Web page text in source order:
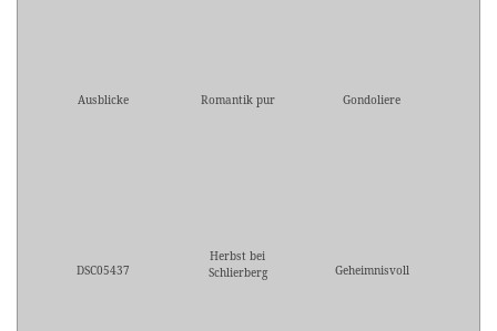
Ausblicke Romantik pur Gondoliere
DSC05437
Herbst bei
Schlierberg
Geheimnisvoll